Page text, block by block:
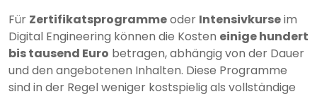
Für Zertifikatsprogrammeoder Intensivkurseim
Digital Engineering können die Kosten einige hundert
bis tausend Euro betragen, abhängig von der Dauer
und den angebotenen Inhalten. Diese Programme
sind in der Regel weniger kostspielig als vollständige